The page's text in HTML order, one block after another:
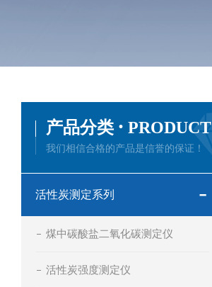
产品分类 · PRODUCT
我们相信合格的产品是信誉的保证！
活性炭测定系列
煤中碳酸盐二氧化碳测定仪
活性炭强度测定仪